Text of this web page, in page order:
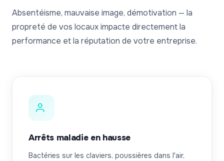
Absentéisme, mauvaise image, démotivation — la
propreté de vos locaux impacte directement la
performance et la réputation de votre entreprise.
Arrêts maladie en hausse
Bactéries sur les claviers, poussières dans l'air,